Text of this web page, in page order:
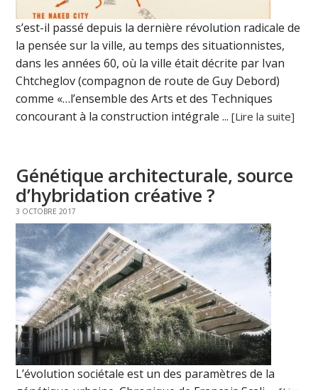
s’est-il passé depuis la dernière révolution radicale de
la pensée sur la ville, au temps des situationnistes,
dans les années 60, où la ville était décrite par Ivan
Chtcheglov (compagnon de route de Guy Debord)
comme «…l’ensemble des Arts et des Techniques
concourant à la construction intégrale ...[Lire la suite]
Génétique architecturale, source
d’hybridation créative ?
3 OCTOBRE 2017
L’évolution sociétale est un des paramètres de la